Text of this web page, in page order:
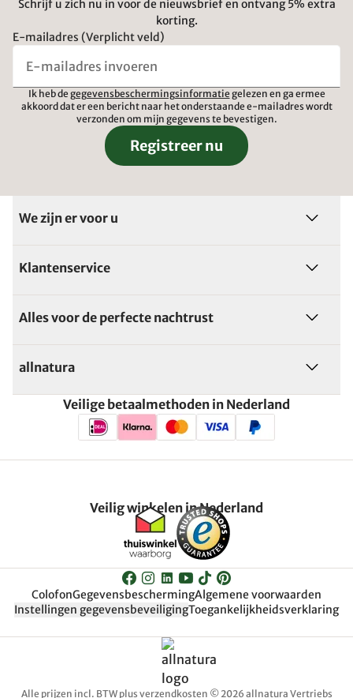
Schrijf u zich nu in voor de nieuwsbrief en ontvang 5% extra
korting.
E-mailadres (Verplicht veld)
Ik heb de gegevensbeschermingsinformatie gelezen en ga ermee
akkoord dat er een bericht naar het onderstaande e-mailadres wordt
verzonden om mijn gegevens te bevestigen.
Registreer nu
We zijn er voor u
Klantenservice
Alles voor de perfecte nachtrust
allnatura
Veilige betaalmethoden in Nederland
Veilig winkelen in Nederland
ColofonGegevensbeschermingAlgemene voorwaarden
Instellingen gegevensbeveiligingToegankelijkheidsverklaring
Alle prijzen incl. BTW plus verzendkosten © 2026 allnatura Vertriebs